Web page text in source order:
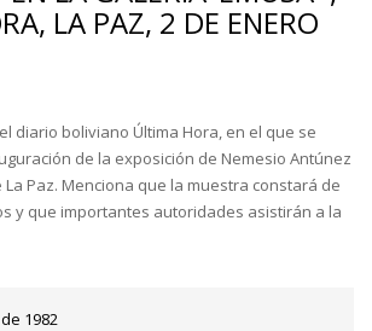
LA PAZ, 2 DE ENERO
diario boliviano Última Hora, en el que se
de la exposición de Nemesio Antúnez
La Paz. Menciona que la muestra constará de
y que importantes autoridades asistirán a la
1982